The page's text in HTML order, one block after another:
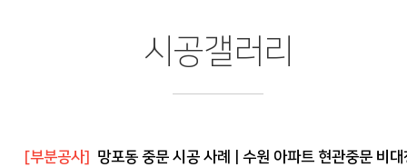
시공갤러리
[부분공사]
망포동 중문 시공 사례 | 수원 아파트 현관중문 비대